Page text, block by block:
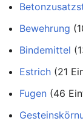
Bewehrung
Bindemittel
Estrich (21
Fugen (46